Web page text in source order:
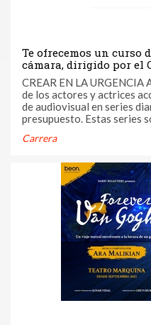
Te ofrecemos un curso
cámara, dirigido por el
CREAR EN LA
de los actores y actrices
de audiovisual en series
presupuesto. Estas series
debemos subir en marcha.
Carrera